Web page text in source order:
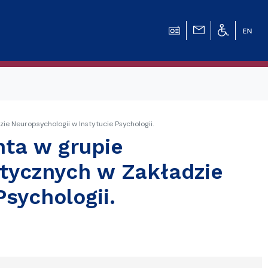
Neuropsychologii w Instytucie Psychologii.
w grupie
w Zakładzie